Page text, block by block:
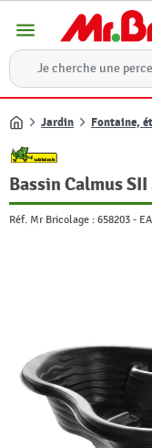
menu
Accueil
Jardin Fontaine,
Bassin Calmus
Réf. Mr Bricolage : 658203 -